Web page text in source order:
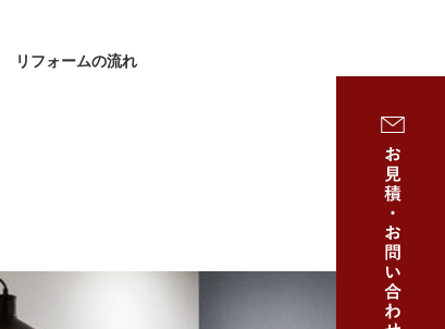
リフォームの流れ